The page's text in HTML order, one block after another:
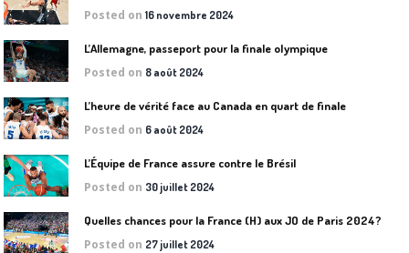
Posted on16 novembre 2024
L’Allemagne, passeport pour la finale olympique
Posted on 8 août 2024
L’heure de vérité face au Canada en quart de finale
Posted on 6 août 2024
L’Équipe de France assure contre le Brésil
Posted on 30 juillet 2024
Quelles chances pour la France (H) aux JO de Paris 2024?
Posted on 27 juillet 2024